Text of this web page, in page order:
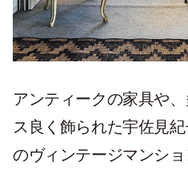
アンティークの家具や
ス良く飾られた宇佐見
のヴィンテージマンシ